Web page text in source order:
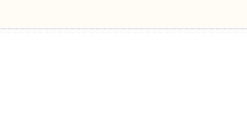
k